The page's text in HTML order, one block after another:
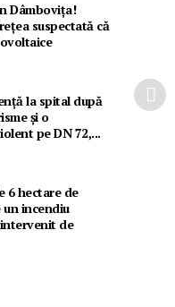
Dâmbovița!
suspectată că
la spital după
și o
pe DN 72,...
6 hectare de
incendiu
de